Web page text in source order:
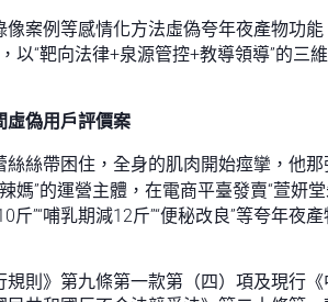
案例等感情化方法虛偽夸年夜產物功
“靶向法律+泉源管控+教導領導”的三
虛偽用戶評價案
絲帶困住，全身的肌肉開始痙攣，他
媽”的運營主體，在電商平臺發賣“萱妍
”“哺乳期減12斤”“便秘改良”等夸年
則》第九條第一款第（四）項及現行